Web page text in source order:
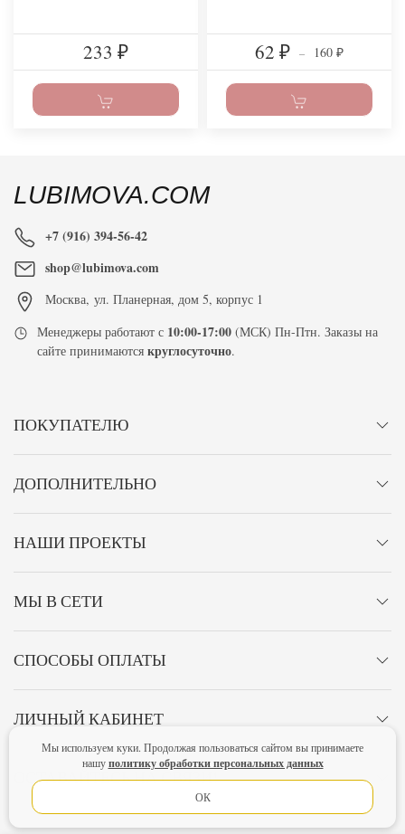
233 ₽ 62 ₽ – 160 ₽
LUBIMOVA.COM
+7 (916) 394-56-42
shop@lubimova.com
Москва, ул. Планерная, дом 5, корпус 1
Менеджеры работают с 10:00-17:00 (МСК) Пн-Птн. Заказы на
сайте принимаютсякруглосуточно.
ПОКУПАТЕЛЮ
ДОПОЛНИТЕЛЬНО
НАШИ ПРОЕКТЫ
МЫ В СЕТИ
СПОСОБЫ ОПЛАТЫ
ЛИЧНЫЙ КАБИНЕТ
ОСТАВАЙТЕСЬ НА СВЯЗИ!
Мы используем куки. Продолжая пользоваться сайтом вы принимаете
нашуполитику обработки персональных данных
ОК